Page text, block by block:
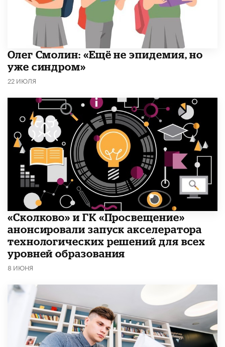
​Олег Смолин: «Ещё не эпидемия, но
уже синдром»
22 ИЮЛЯ
«Сколково» и ГК «Просвещение»
анонсировали запуск акселератора
технологических решений для всех
уровней образования
8 ИЮНЯ